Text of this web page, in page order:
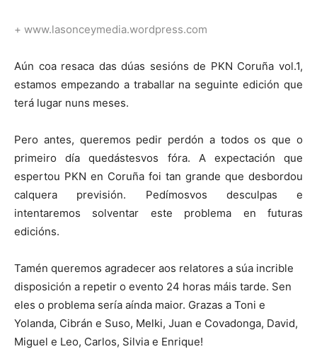
+ www.lasonceymedia.wordpress.com
Aún coa resaca das dúas sesións de PKN Coruña vol.1,
estamos empezando a traballar na seguinte edición que
terá lugar nuns meses.
Pero antes, queremos pedir perdón a todos os que o
primeiro día quedástesvos fóra. A expectación que
espertou PKN en Coruña foi tan grande que desbordou
calquera previsión. Pedímosvos desculpas e
intentaremos solventar este problema en futuras
edicións.
Tamén queremos agradecer aos relatores a súa incrible
disposición a repetir o evento 24 horas máis tarde. Sen
eles o problema sería aínda maior. Grazas a Toni e
Yolanda, Cibrán e Suso, Melki, Juan e Covadonga, David,
Miguel e Leo, Carlos, Silvia e Enrique!